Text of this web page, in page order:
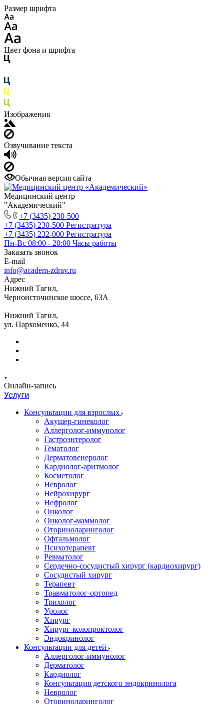
Размер шрифта
Цвет фона и шрифта
Изображения
Озвучивание текста
Обычная версия сайта
Медицинский центр
"Академический"
+7 (3435) 230-500
+7 (3435) 230-500 Регистратура
+7 (3435) 232-000 Регистратура
Пн-Вс 08:00 - 20:00 Часы работы
Заказать звонок
E-mail
info@academ-zdrav.ru
Адрес
Нижний Тагил,
Черноисточинское шоссе, 63А
Нижний Тагил,
ул. Пархоменко, 44
Онлайн-запись
Услуги
Консультации для взрослых
Акушер-гинеколог
Аллерголог-иммунолог
Гастроэнтеролог
Гематолог
Дерматовенеролог
Кардиолог-аритмолог
Косметолог
Невролог
Нейрохирург
Нефролог
Онколог
Онколог-маммолог
Оториноларинголог
Офтальмолог
Психотерапевт
Ревматолог
Сердечно-сосудистый хирург (кардиохирург)
Сосудистый хирург
Терапевт
Травматолог-ортопед
Трихолог
Уролог
Хирург
Хирург-колопроктолог
Эндокринолог
Консультации для детей
Аллерголог-иммунолог
Дерматолог
Кардиолог
Консультация детского эндокринолога
Невролог
Оториноларинголог